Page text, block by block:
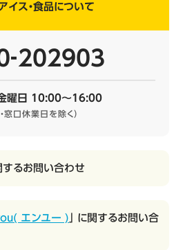
イス・食品について
曜日 10:00～16:00
・窓口休業日を除く）
するお問い合わせ
エンユー ) 」 に関するお問い合